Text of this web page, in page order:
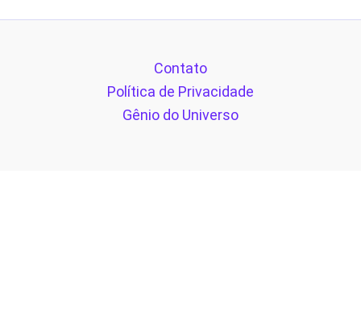
Contato
Política de Privacidade
Gênio do Universo